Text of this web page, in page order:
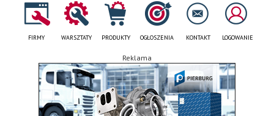
FIRMY WARSZTATY PRODUKTY OGŁOSZENIA KONTAKT LOGOWANIE
Reklama